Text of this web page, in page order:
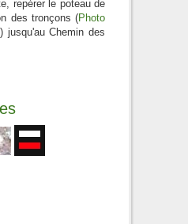
repérer le poteau de
des tronçons (Photo
) jusqu'au Chemin des